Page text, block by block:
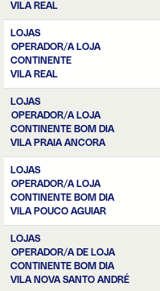
VILA REAL
LOJAS
OPERADOR/A LOJA
CONTINENTE
VILA REAL
LOJAS
OPERADOR/A LOJA
CONTINENTE BOM DIA
VILA PRAIA ANCORA
LOJAS
OPERADOR/A LOJA
CONTINENTE BOM DIA
VILA POUCO AGUIAR
LOJAS
OPERADOR/A DE LOJA
CONTINENTE BOM DIA
VILA NOVA SANTO ANDRÉ